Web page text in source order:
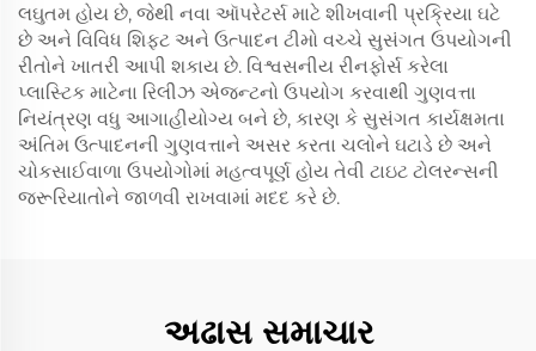
લઘુતમ હોય છે, જેથી નવા ઑપરેટર્સ માટે શીખવાની પ્રક્રિયા ઘટે
છે અને વિવિધ શિફ્ટ અને ઉત્પાદન ટીમો વચ્ચે સુસંગત ઉપયોગની
રીતોને ખાતરી આપી શકાય છે. વિશ્વસનીય રીનફોર્સ કરેલા
પ્લાસ્ટિક માટેના રિલીઝ એજન્ટનો ઉપયોગ કરવાથી ગુણવત્તા
નિયંત્રણ વધુ આગાહીયોગ્ય બને છે, કારણ કે સુસંગત કાર્યક્ષમતા
અંતિમ ઉત્પાદનની ગુણવત્તાને અસર કરતા ચલોને ઘટાડે છે અને
ચોકસાઈવાળા ઉપયોગોમાં મહત્વપૂર્ણ હોય તેવી ટાઇટ ટોલરન્સની
જરૂરિયાતોને જાળવી રાખવામાં મદદ કરે છે.
અઢાસ સમાચાર